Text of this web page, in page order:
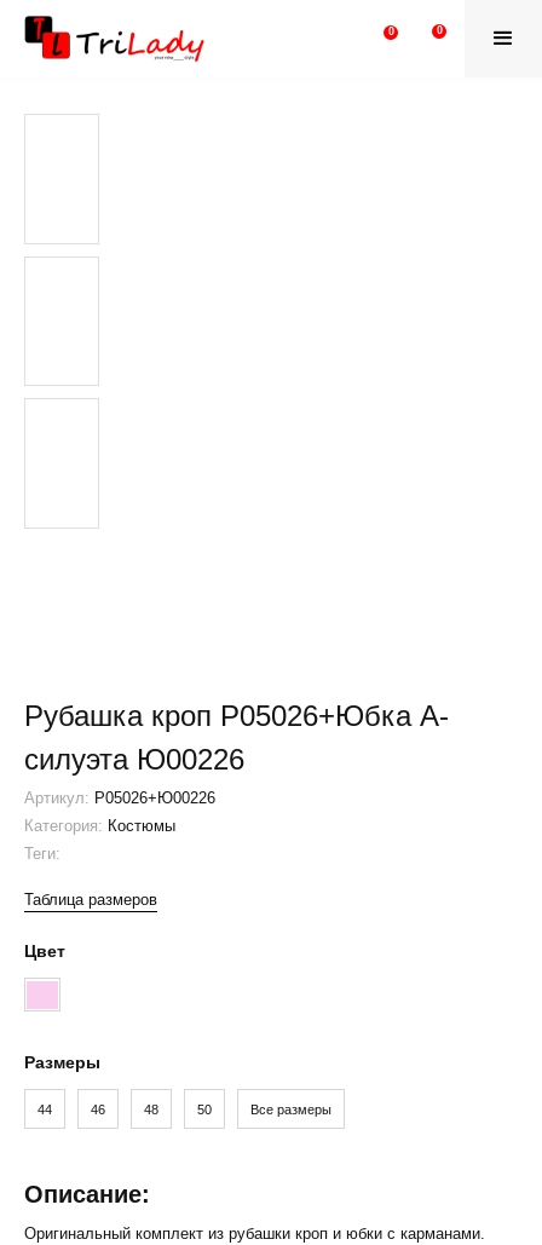
0 0
Итого:
Рубашка кроп Р05026+Юбка А-
силуэта Ю00226
Артикул: Р05026+Ю00226
Категория: Костюмы
Теги:
Таблица размеров
Цвет
Розовый
Размеры
44 46 48 50 Все размеры
Описание:
Оригинальный комплект из рубашки кроп и юбки с карманами.